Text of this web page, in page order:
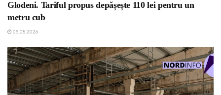
Glodeni. Tariful propus depășește 110 lei pentru un
metru cub
05.08.2026